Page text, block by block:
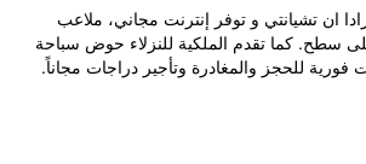
ان تشيانتي و توفر إنترنت مجاني، ملاعب
سطح. كما تقدم الملكية للنزلاء حوض سباحة
للحجز والمغادرة وتأجير دراجات مجاناً.